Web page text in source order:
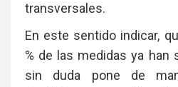
transversales.
En este sentido indicar,
% de las medidas ya han
sin duda pone de